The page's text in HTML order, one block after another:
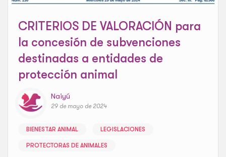
CRITERIOS DE VALORACIÓN para
la concesión de subvenciones
destinadas a entidades de
protección animal
Naiyú
29 de mayo de 2024
BIENESTAR ANIMAL LEGISLACIONES
PROTECTORAS DE ANIMALES